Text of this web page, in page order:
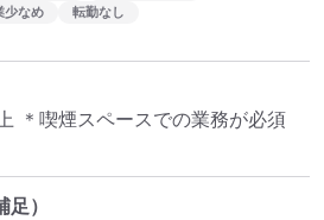
少なめ
転勤なし
＊喫煙スペースでの業務が必須
）